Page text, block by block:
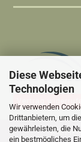
Diese
Technologien
Wir verwenden
Drittanbietern, um
gewährleisten, die
ein bestmögliches
Alle